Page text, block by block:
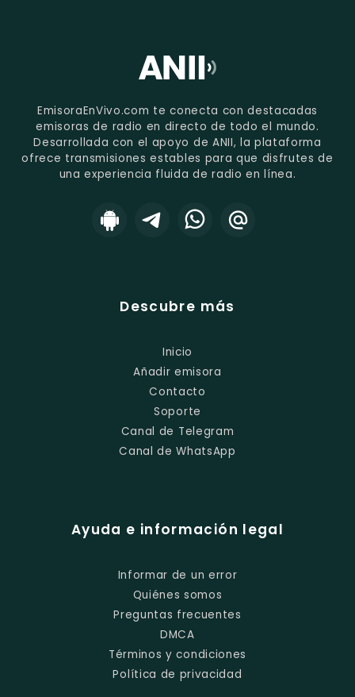
EmisoraEnVivo.com te conecta con destacadas
emisoras de radio en directo de todo el mundo.
Desarrollada con el apoyo de ANII, la plataforma
ofrece transmisiones estables para que disfrutes de
una experiencia fluida de radio en línea.
Descubre más
Inicio
Añadir emisora
Contacto
Soporte
Canal de Telegram
Canal de WhatsApp
Ayuda e información legal
Informar de un error
Quiénes somos
Preguntas frecuentes
DMCA
Términos y condiciones
Política de privacidad